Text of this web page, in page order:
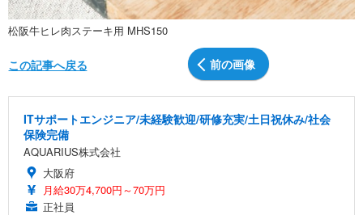
松阪牛ヒレ肉ステーキ用 MHS150
前の画像
この記事へ戻る
ITサポートエンジニア/未経験歓迎/研修充実/土日祝休み/社会
保険完備
AQUARIUS株式会社
大阪府
月給30万4,700円～70万円
正社員